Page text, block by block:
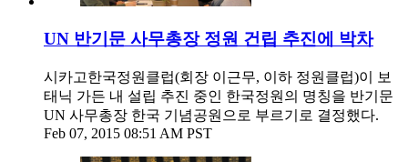
UN 반기문 사무총장 정원 건립 추진에 박차
시카고한국정원클럽(회장 이근무, 이하 정원클럽)이 보
태닉 가든 내 설립 추진 중인 한국정원의 명칭을 반기문
UN 사무총장 한국 기념공원으로 부르기로 결정했다.
Feb 07, 2015 08:51 AM PST